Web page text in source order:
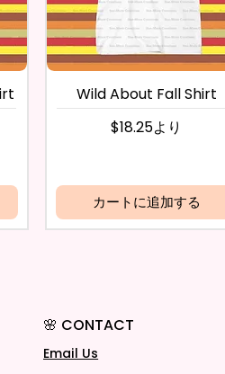
Wild About Fall Shirt
$18.25より
セール価格
カートに追加する
🌸 CONTACT
Email Us